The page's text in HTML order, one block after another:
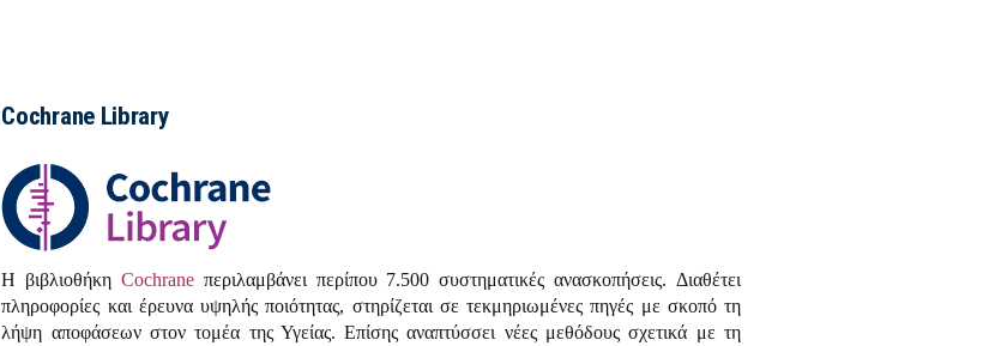
Cochrane Library
Η βιβλιοθήκη Cochrane περιλαμβάνει περίπου 7.500 συστηματικές ανασκοπήσεις. Διαθέτει
πληροφορίες και έρευνα υψηλής ποιότητας, στηρίζεται σε τεκμηριωμένες πηγές με σκοπό τη
λήψη αποφάσεων στον τομέα της Υγείας. Επίσης αναπτύσσει νέες μεθόδους σχετικά με τη